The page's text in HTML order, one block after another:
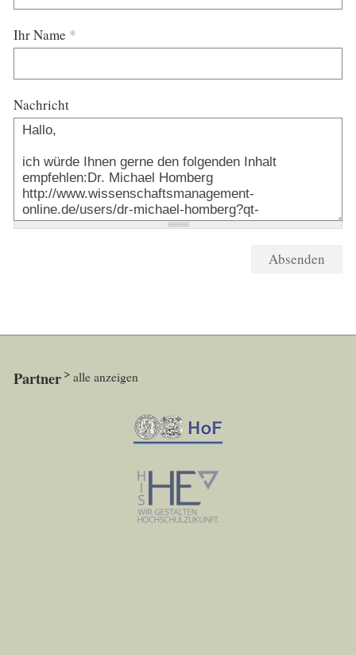
Ihr Name *
Nachricht
Partner alle anzeigen